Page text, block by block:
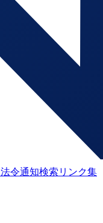
法令通知検索 リンク集